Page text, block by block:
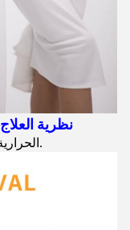
1نظرية
الحرارية. وبالتالي يتم إيقاف نمو الشعر بشكل دائم.